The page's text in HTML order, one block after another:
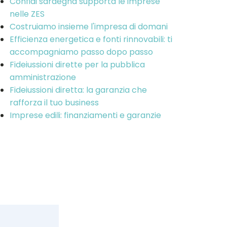
nelle ZES
Costruiamo insieme l'impresa di domani
Efficienza energetica e fonti rinnovabili: ti
accompagniamo passo dopo passo
Fideiussioni dirette per la pubblica
amministrazione
Fideiussioni diretta: la garanzia che
rafforza il tuo business
Imprese edili: finanziamenti e garanzie